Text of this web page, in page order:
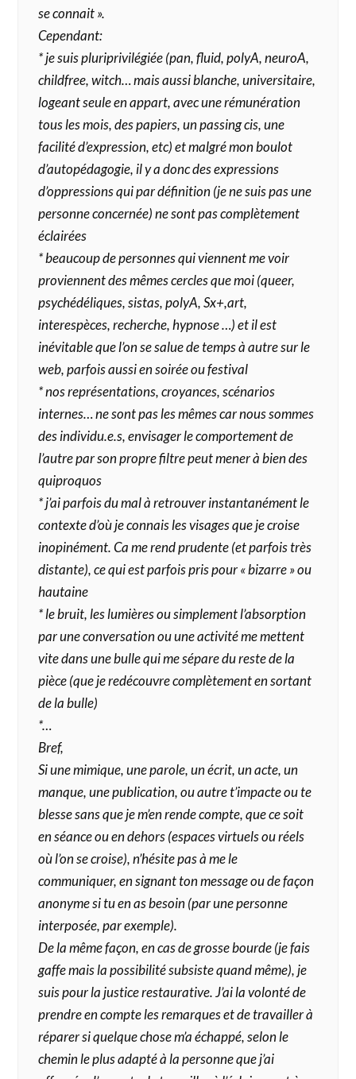
se connait ».
Cependant:
* je suis pluriprivilégiée (pan, fluid, polyA, neuroA,
childfree, witch… mais aussi blanche, universitaire,
logeant seule en appart, avec une rémunération
tous les mois, des papiers, un passing cis, une
facilité d’expression, etc) et malgré mon boulot
d’autopédagogie, il y a donc des expressions
d’oppressions qui par définition (je ne suis pas une
personne concernée) ne sont pas complètement
éclairées
* beaucoup de personnes qui viennent me voir
proviennent des mêmes cercles que moi (queer,
psychédéliques, sistas, polyA, Sx+,art,
interespèces, recherche, hypnose …) et il est
inévitable que l’on se salue de temps à autre sur le
web, parfois aussi en soirée ou festival
* nos représentations, croyances, scénarios
internes… ne sont pas les mêmes car nous sommes
des individu.e.s, envisager le comportement de
l’autre par son propre filtre peut mener à bien des
quiproquos
* j’ai parfois du mal à retrouver instantanément le
contexte d’où je connais les visages que je croise
inopinément. Ca me rend prudente (et parfois très
distante), ce qui est parfois pris pour « bizarre » ou
hautaine
* le bruit, les lumières ou simplement l’absorption
par une conversation ou une activité me mettent
vite dans une bulle qui me sépare du reste de la
pièce (que je redécouvre complètement en sortant
de la bulle)
*…
Bref,
Si une mimique, une parole, un écrit, un acte, un
manque, une publication, ou autre t’impacte ou te
blesse sans que je m’en rende compte, que ce soit
en séance ou en dehors (espaces virtuels ou réels
où l’on se croise), n’hésite pas à me le
communiquer, en signant ton message ou de façon
anonyme si tu en as besoin (par une personne
interposée, par exemple).
De la même façon, en cas de grosse bourde (je fais
gaffe mais la possibilité subsiste quand même), je
suis pour la justice restaurative. J’ai la volonté de
prendre en compte les remarques et de travailler à
réparer si quelque chose m’a échappé, selon le
chemin le plus adapté à la personne que j’ai